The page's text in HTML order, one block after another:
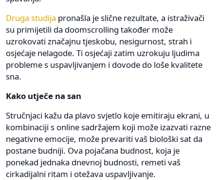
Druga studija pronašla je slične rezultate, a istraživači
su primijetili da doomscrolling također može
uzrokovati značajnu tjeskobu, nesigurnost, strah i
osjećaje nelagode. Ti osjećaji zatim uzrokuju ljudima
probleme s uspavljivanjem i dovode do loše kvalitete
sna.
Kako utječe na san
Stručnjaci kažu da plavo svjetlo koje emitiraju ekrani, u
kombinaciji s online sadržajem koji može izazvati razne
negativne emocije, može prevariti vaš biološki sat da
postane budniji. Ova pojačana budnost, koja je
ponekad jednaka dnevnoj budnosti, remeti vaš
cirkadijalni ritam i otežava uspavljivanje.